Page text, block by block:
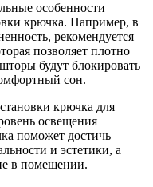
особенности
крючка. Например, в
рекомендуется
позволяет плотно
будут блокировать
сон.
крючка для
освещения
поможет достичь
и эстетики, а
в помещении.